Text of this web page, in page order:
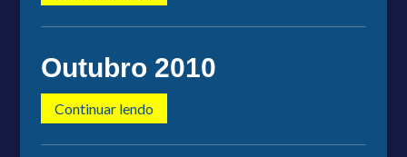
Outubro 2010
Continuar lendo